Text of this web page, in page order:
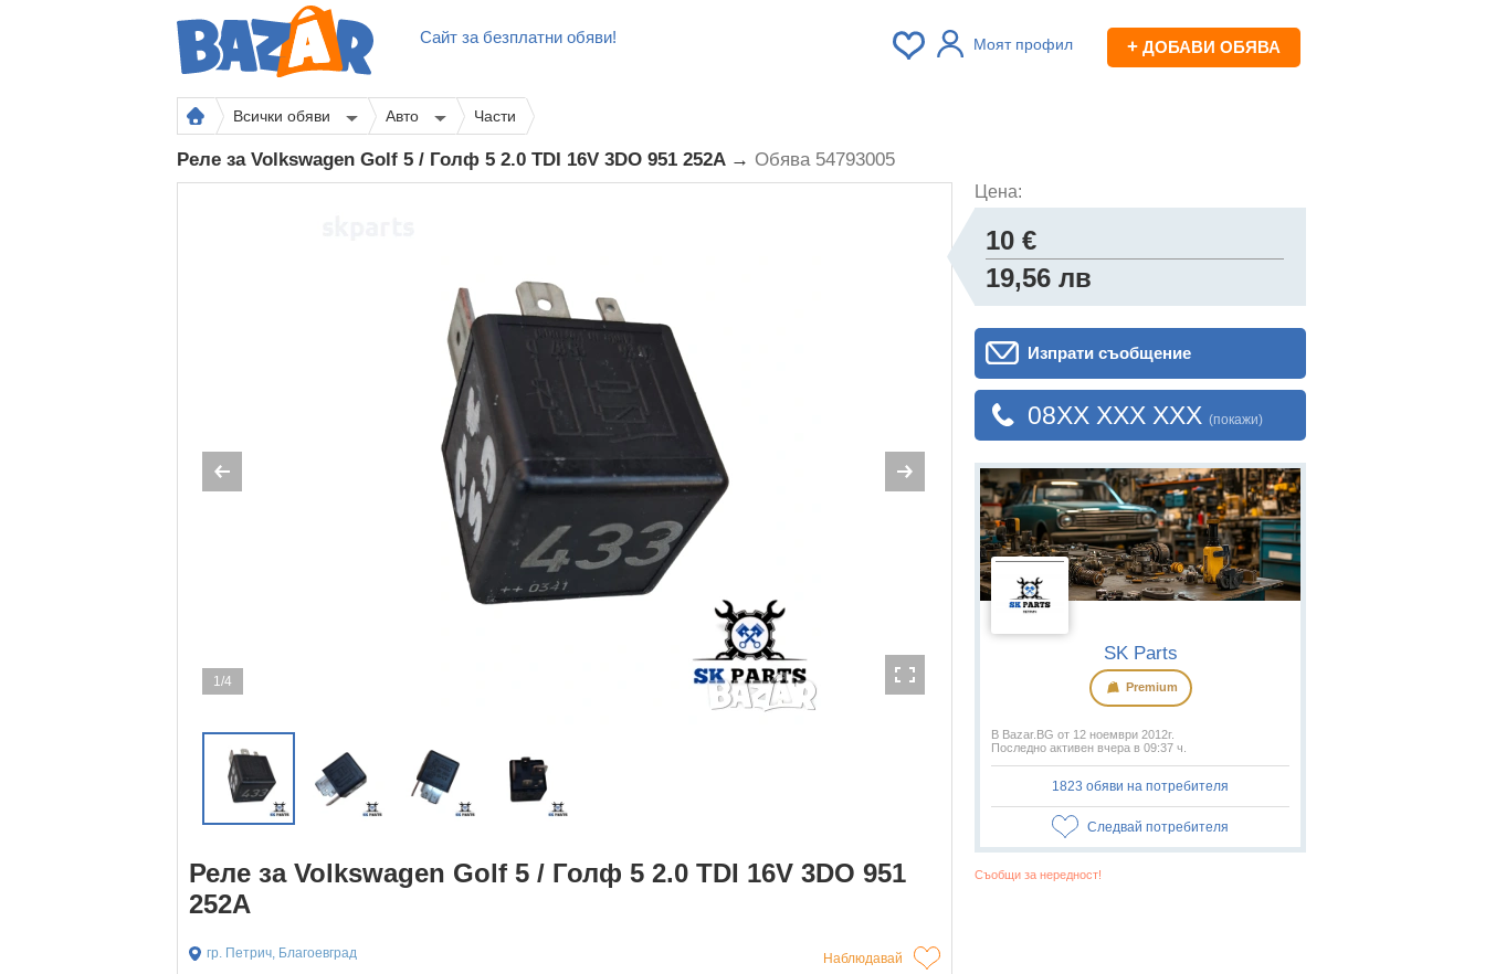
Сайт за безплатни обяви! Моят профил + ДОБАВИ ОБЯВА
Всички обяви Авто Части
Реле за Volkswagen Golf 5 / Голф 5 2.0 TDI 16V 3DO 951 252A → Обява 54793005
1/4
Реле за Volkswagen Golf 5 / Голф 5 2.0 TDI 16V 3DO 951
252A
гр. Петрич, Благоевград Наблюдавай
Цена:
10 €
19,56 лв
Изпрати съобщение
08XX XXX XXX (покажи)
SK Parts
Premium
В Bazar.BG от 12 ноември 2012г.
Последно активен вчера в 09:37 ч.
1823 обяви на потребителя
Следвай потребителя
Съобщи за нередност!